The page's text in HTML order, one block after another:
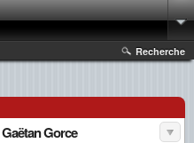
Recherche
Gorce